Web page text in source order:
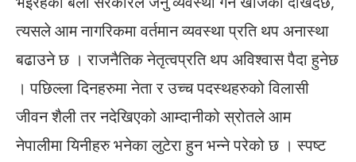
त्यसले आम नागरिकमा वर्तमान व्यवस्था प्रति थप अनास्था
बढाउने छ । राजनैतिक नेतृत्वप्रति थप अविश्वास पैदा हुनेछ
। पछिल्ला दिनहरुमा नेता र उच्च पदस्थहरुको विलासी
जीवन शैली तर नदेखिएको आम्दानीको स्रोतले आम
नेपालीमा यिनीहरु भनेका लुटेरा हुन भन्ने परेको छ । स्पष्ट